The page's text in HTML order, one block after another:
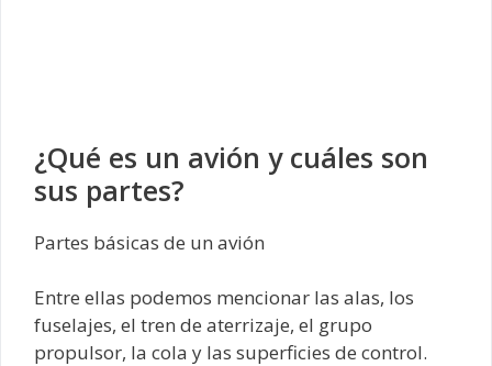
¿Qué es un avión y cuáles son
sus partes?
Partes básicas de un avión
Entre ellas podemos mencionar las alas, los
fuselajes, el tren de aterrizaje, el grupo
propulsor, la cola y las superficies de control.